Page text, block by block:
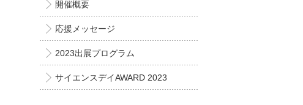
開催概要
応援メッセージ
2023出展プログラム
サイエンスデイAWARD 2023